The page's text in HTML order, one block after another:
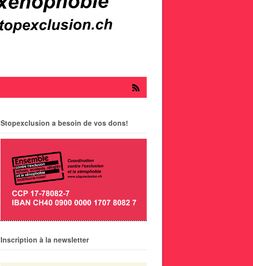
Stopexclusion a besoin de vos dons!
Inscription à la newsletter